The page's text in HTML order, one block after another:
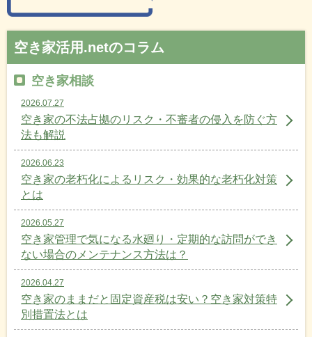
空き家活用.netのコラム
空き家相談
2026.07.27
空き家の不法占拠のリスク・不審者の侵入を防ぐ方
法も解説
2026.06.23
空き家の老朽化によるリスク・効果的な老朽化対策
とは
2026.05.27
空き家管理で気になる水廻り・定期的な訪問ができ
ない場合のメンテナンス方法は？
2026.04.27
空き家のままだと固定資産税は安い？空き家対策特
別措置法とは